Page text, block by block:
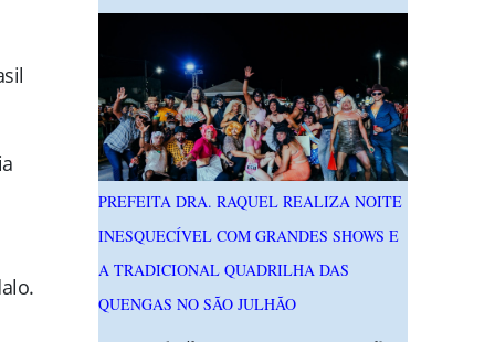
embriagado após um acidente que deixou
uma criança de 11 anos gravemente ferida
na manhã deste sábado (1º), na RN-118,
entre Macau e Pendências. Segundo a Polícia
Militar, dois carros que seguiam em sentidos
opostos bateram de frente. Um dos
condutores apresentava sinais de
embriaguez, foi levado ao Hospital Regional
Tarcísio Maia, em Mossoró, e autuado em
flagrante. O exame pericial para confirmar a
presença de álcool no organismo está em
PREFEITA DRA. RAQUEL REALIZA NOITE
INESQUECÍVEL COM GRANDES SHOWS E
A TRADICIONAL QUADRILHA DAS
QUENGAS NO SÃO JULHÃO